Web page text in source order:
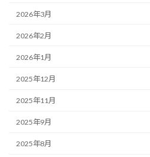
2026年3月
2026年2月
2026年1月
2025年12月
2025年11月
2025年9月
2025年8月